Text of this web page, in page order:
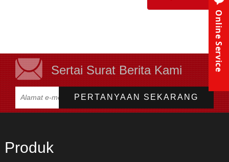
Sertai Surat Berita Kami
Produk
Online Service